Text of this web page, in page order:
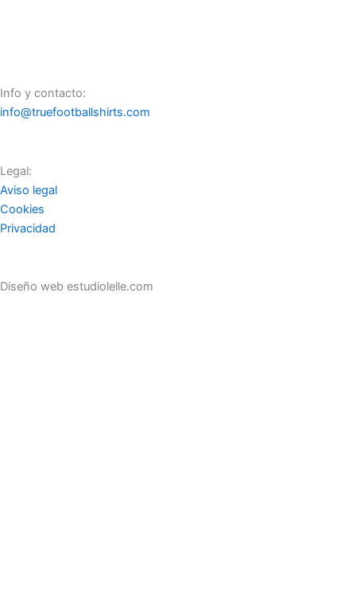
Info y contacto:
info@truefootballshirts.com
Legal:
Aviso legal
Cookies
Privacidad
Diseño web estudiolelle.com